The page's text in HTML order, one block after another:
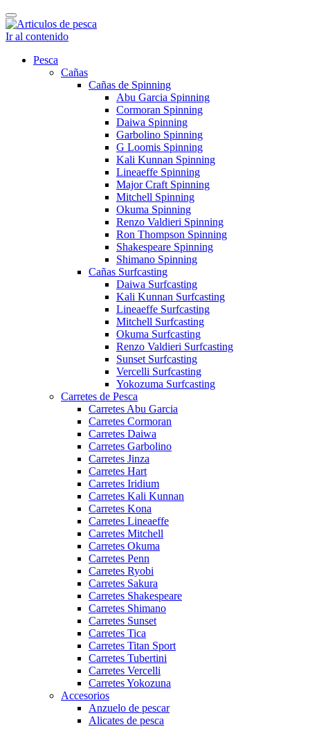
Cambiar
navegación
Ir al contenido
Pesca
Cañas
Cañas de Spinning
Abu Garcia Spinning
Cormoran Spinning
Daiwa Spinning
Garbolino Spinning
G Loomis Spinning
Kali Kunnan Spinning
Lineaeffe Spinning
Major Craft Spinning
Mitchell Spinning
Okuma Spinning
Renzo Valdieri Spinning
Ron Thompson Spinning
Shakespeare Spinning
Shimano Spinning
Cañas Surfcasting
Daiwa Surfcasting
Kali Kunnan Surfcasting
Lineaeffe Surfcasting
Mitchell Surfcasting
Okuma Surfcasting
Renzo Valdieri Surfcasting
Sunset Surfcasting
Vercelli Surfcasting
Yokozuma Surfcasting
Carretes de Pesca
Carretes Abu Garcia
Carretes Cormoran
Carretes Daiwa
Carretes Garbolino
Carretes Jinza
Carretes Hart
Carretes Iridium
Carretes Kali Kunnan
Carretes Kona
Carretes Lineaeffe
Carretes Mitchell
Carretes Okuma
Carretes Penn
Carretes Ryobi
Carretes Sakura
Carretes Shakespeare
Carretes Shimano
Carretes Sunset
Carretes Tica
Carretes Titan Sport
Carretes Tubertini
Carretes Vercelli
Carretes Yokozuna
Accesorios
Anzuelo de pescar
Alicates de pesca